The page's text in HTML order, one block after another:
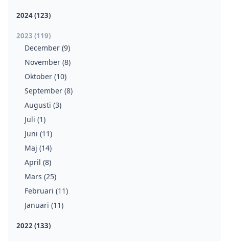
2024 (123)
2023 (119)
December (9)
November (8)
Oktober (10)
September (8)
Augusti (3)
Juli (1)
Juni (11)
Maj (14)
April (8)
Mars (25)
Februari (11)
Januari (11)
2022 (133)